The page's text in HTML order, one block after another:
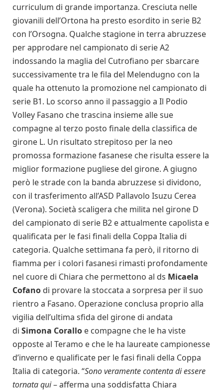
curriculum di grande importanza. Cresciuta nelle
giovanili dell’Ortona ha presto esordito in serie B2
con l’Orsogna. Qualche stagione in terra abruzzese
per approdare nel campionato di serie A2
indossando la maglia del Cutrofiano per sbarcare
successivamente tra le fila del Melendugno con la
quale ha ottenuto la promozione nel campionato di
serie B1. Lo scorso anno il passaggio a Il Podio
Volley Fasano che trascina insieme alle sue
compagne al terzo posto finale della classifica de
girone L. Un risultato strepitoso per la neo
promossa formazione fasanese che risulta essere la
miglior formazione pugliese del girone. A giugno
però le strade con la banda abruzzese si dividono,
con il trasferimento all’ASD Pallavolo Isuzu Cerea
(Verona). Società scaligera che milita nel girone D
del campionato di serie B2 e attualmente capolista e
qualificata per le fasi finali della Coppa Italia di
categoria. Qualche settimana fa però, il ritorno di
fiamma per i colori fasanesi rimasti profondamente
nel cuore di Chiara che permettono al ds Micaela
Cofano di provare la stoccata a sorpresa per il suo
rientro a Fasano. Operazione conclusa proprio alla
vigilia dell’ultima sfida del girone di andata
di Simona Corallo e compagne che le ha viste
opposte al Teramo e che le ha laureate campionesse
d’inverno e qualificate per le fasi finali della Coppa
Italia di categoria. “Sono veramente contenta di essere
tornata qui– afferma una soddisfatta Chiara